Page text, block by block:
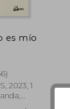
es mío
2023, 1